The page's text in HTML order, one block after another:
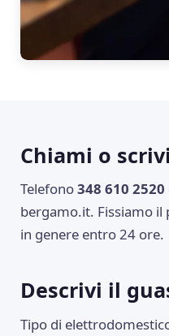
Chiami o scrivi
Telefono348 610 2520
bergamo.it. Fissiamo
in genere entro 24 ore.
Descrivi il
Tipo di